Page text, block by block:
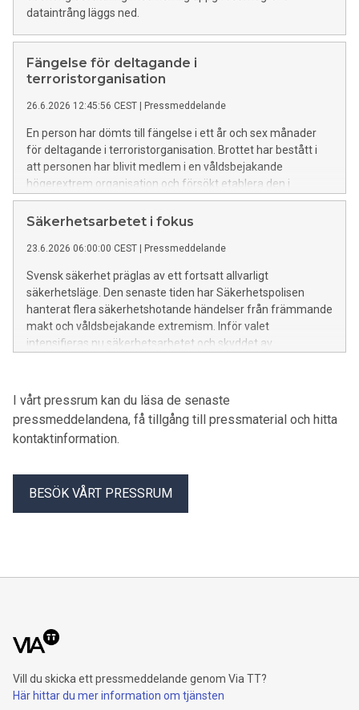
dataintrång läggs ned.
Fängelse för deltagande i
terroristorganisation
26.6.2026 12:45:56 CEST Pressmeddelande
En person har dömts till fängelse i ett år och sex månader
för deltagande i terroristorganisation. Brottet har bestått i
att personen har blivit medlem i en våldsbejakande
högerextrem organisation och försökt etablera den i
Sverige.
Säkerhetsarbetet i fokus
23.6.2026 06:00:00 CEST Pressmeddelande
Svensk säkerhet präglas av ett fortsatt allvarligt
säkerhetsläge. Den senaste tiden har Säkerhetspolisen
hanterat flera säkerhetshotande händelser från främmande
makt och våldsbejakande extremism. Inför valet
intensifieras nu säkerhetsarbetet och skyddet av
I vårt pressrum kan du läsa de senaste
pressmeddelandena, få tillgång till pressmaterial och hitta
kontaktinformation.
BESÖK VÅRT PRESSRUM
Vill du skicka ett pressmeddelande genom Via TT?
Här hittar du mer information om tjänsten